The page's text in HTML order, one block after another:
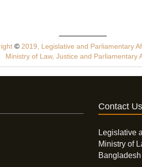
© 2019, Legislative and Parliamentary
Ministry of Law, Justice and Parliamentary
Contact
Legislative
Ministry of